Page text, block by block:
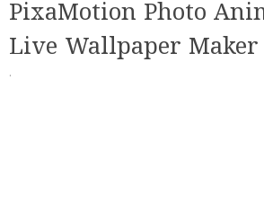
PixaMotion Photo
Live Wallpaper Maker
·